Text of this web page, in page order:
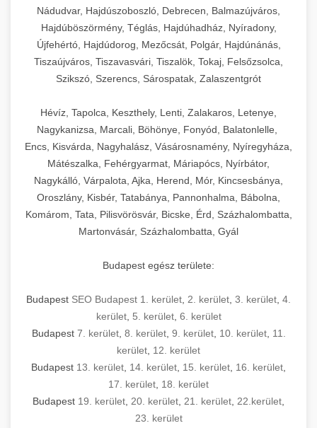
Nádudvar, Hajdúszoboszló, Debrecen, Balmazújváros,
Hajdúböszörmény, Téglás, Hajdúhadház, Nyíradony,
Újfehértó, Hajdúdorog, Mezőcsát, Polgár, Hajdúnánás,
Tiszaújváros, Tiszavasvári, Tiszalök, Tokaj, Felsőzsolca,
Szikszó, Szerencs, Sárospatak, Zalaszentgrót
Hévíz, Tapolca, Keszthely, Lenti, Zalakaros, Letenye,
Nagykanizsa, Marcali, Böhönye, Fonyód, Balatonlelle,
Encs, Kisvárda, Nagyhalász, Vásárosnamény, Nyíregyháza,
Mátészalka, Fehérgyarmat, Máriapócs, Nyírbátor,
Nagykálló, Várpalota, Ajka, Herend, Mór, Kincsesbánya,
Oroszlány, Kisbér, Tatabánya, Pannonhalma, Bábolna,
Komárom, Tata, Pilisvörösvár, Bicske, Érd, Százhalombatta,
Martonvásár, Százhalombatta, Gyál
Budapest egész területe:
Budapest SEO Budapest 1. kerület 2. kerület 3. kerület 4.
kerület, 5. kerület, 6. kerület
Budapest 7. kerület, 8. kerület, 9. kerület, 10. kerület, 11.
kerület 12. kerület
Budapest 13. kerület 14. kerület 15. kerület 16. kerület
17. kerület 18. kerület
Budapest 19. kerület 20. kerület 21. kerület 22.kerület
23. kerület